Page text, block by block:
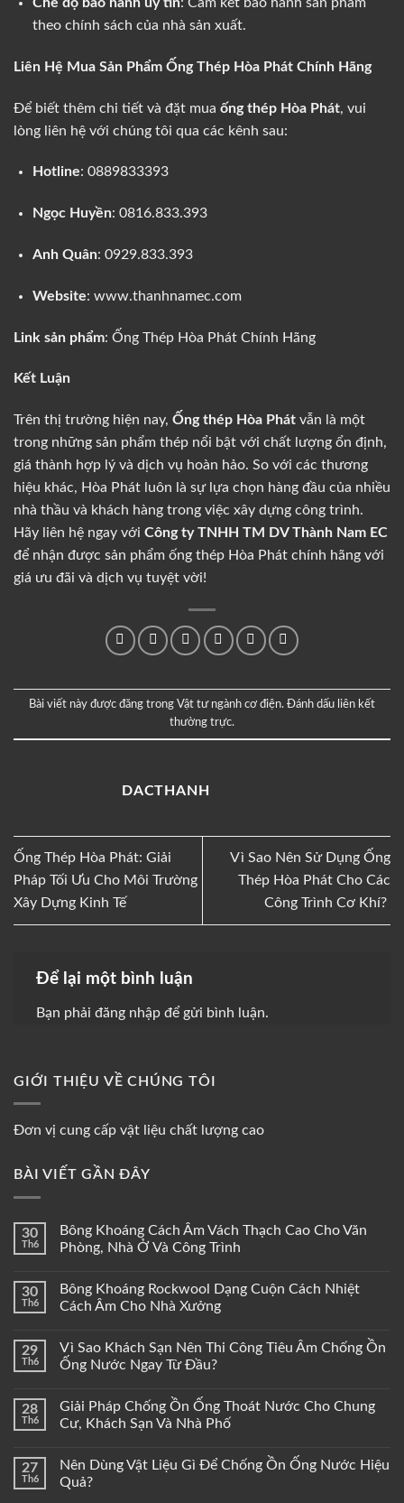
theo chính sách của nhà sản xuất.
Liên Hệ Mua Sản Phẩm Ống Thép Hòa Phát Chính Hãng
Để biết thêm chi tiết và đặt mua ống thép Hòa Phát, vui
lòng liên hệ với chúng tôi qua các kênh sau:
Hotline: 0889833393
Ngọc Huyền: 0816.833.393
Anh Quân: 0929.833.393
Website: www.thanhnamec.com
Link sản phẩm: Ống Thép Hòa Phát Chính Hãng
Kết Luận
Trên thị trường hiện nay, Ống thép Hòa Phát vẫn là một
trong những sản phẩm thép nổi bật với chất lượng ổn định,
giá thành hợp lý và dịch vụ hoàn hảo. So với các thương
hiệu khác, Hòa Phát luôn là sự lựa chọn hàng đầu của nhiều
nhà thầu và khách hàng trong việc xây dựng công trình.
Hãy liên hệ ngay với Công ty TNHH TM DV Thành Nam EC
để nhận được sản phẩm ống thép Hòa Phát chính hãng với
giá ưu đãi và dịch vụ tuyệt vời!
Bài viết này được đăng trong Vật tư ngành cơ điện. Đánh dấu liên kết
thường trực.
DACTHANH
Ống Thép Hòa Phát: Giải
Pháp Tối Ưu Cho Môi Trường
Xây Dựng Kinh Tế
Vì Sao Nên Sử Dụng Ống
Thép Hòa Phát Cho Các
Công Trình Cơ Khí?
Để lại một bình luận
Bạn phải đăng nhập để gửi bình luận.
GIỚI THIỆU VỀ CHÚNG TÔI
Đơn vị cung cấp vật liệu chất lượng cao
BÀI VIẾT GẦN ĐÂY
30
Th6
Bông Khoáng Cách Âm Vách Thạch Cao Cho Văn
Phòng, Nhà Ở Và Công Trình
30
Th6
Bông Khoáng Rockwool Dạng Cuộn Cách Nhiệt
Cách Âm Cho Nhà Xưởng
29
Th6
Vì Sao Khách Sạn Nên Thi Công Tiêu Âm Chống Ồn
Ống Nước Ngay Từ Đầu?
28
Th6
Giải Pháp Chống Ồn Ống Thoát Nước Cho Chung
Cư, Khách Sạn Và Nhà Phố
27
Th6
Nên Dùng Vật Liệu Gì Để Chống Ồn Ống Nước Hiệu
Quả?